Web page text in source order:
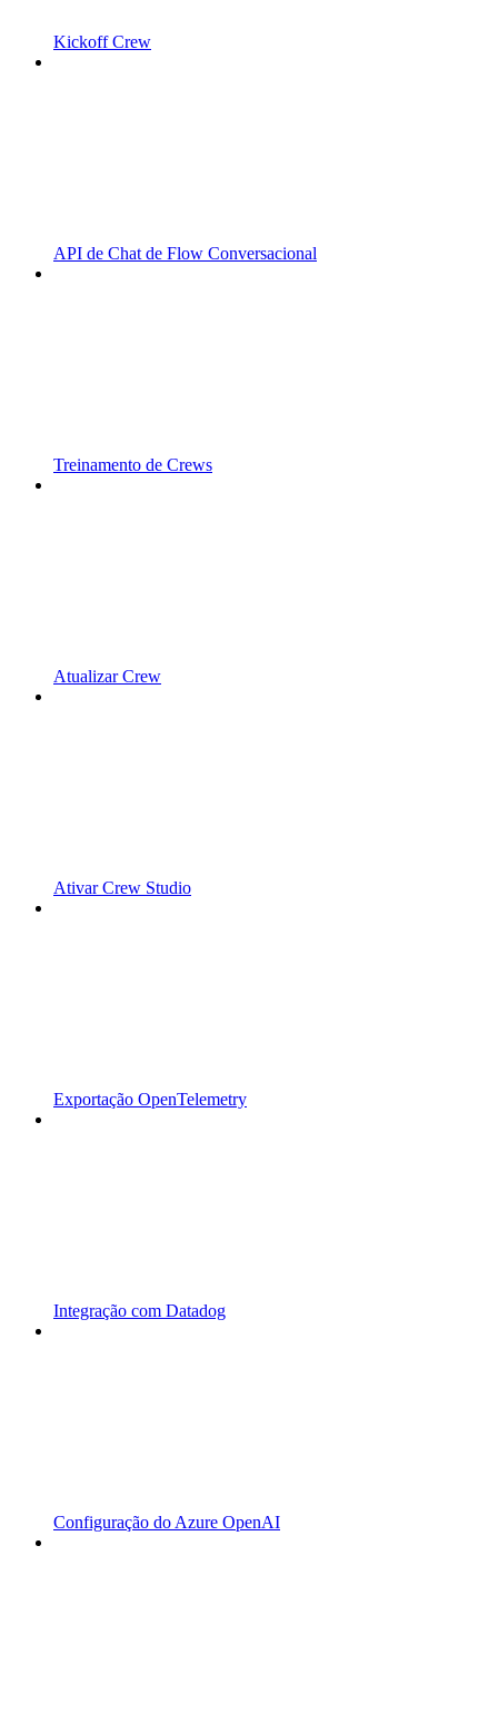
Kickoff Crew
API de Chat de Flow Conversacional
Treinamento de Crews
Atualizar Crew
Ativar Crew Studio
Exportação OpenTelemetry
Integração com Datadog
Configuração do Azure OpenAI